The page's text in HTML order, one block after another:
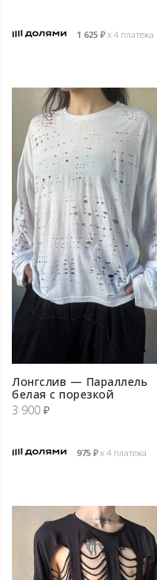
1 625 ₽х 4 платежа
Лонгслив — Параллель
белая с порезкой
3 900 ₽
975 ₽х 4 платежа